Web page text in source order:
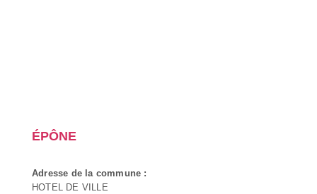
ÉPÔNE
Adresse de la commune :
HOTEL DE VILLE